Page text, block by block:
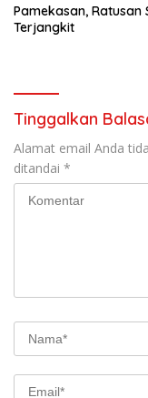
Pamekasan, Ratusan
Terjangkit
Tinggalkan
Alamat email Anda
ditandai *